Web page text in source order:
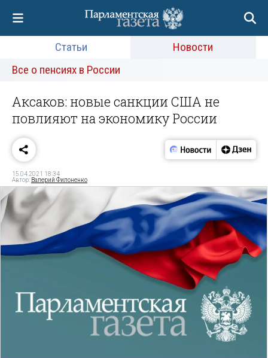
Статьи
Новости
Все о пенсиях в России
Аксаков: новые санкции США не
повлияют на экономику России
15.04.2021 18:34
Автор: Валерий Филоненко